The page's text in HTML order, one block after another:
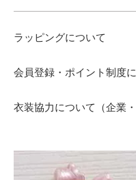
ラッピングについて
会員登録・ポイント制度
衣装協力について（企業